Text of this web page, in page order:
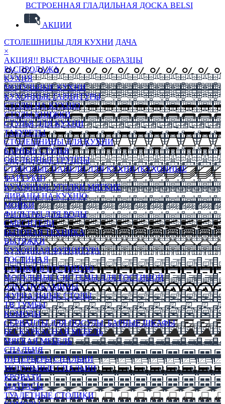
ВСТРОЕННАЯ ГЛАДИЛЬНАЯ ДОСКА BELSI
АКЦИИ
СТОЛЕШНИЦЫ ДЛЯ КУХНИ ДАЧА
×
АКЦИЯ!! ВЫСТАВОЧНЫЕ ОБРАЗЦЫ
РАСПРОДАЖА
КУХНЯ
МОДУЛЬНЫЕ КУХНИ
КУХОННЫЕ ГАРНИТУРЫ
СТОЛЫ НА КУХНЮ
СТОЛЫ КНИЖКИ
СТУЛЬЯ ДЛЯ КУХНИ
ТАБУРЕТЫ
СТОЛЕШНИЦЫ ДЛЯ КУХНИ
БАРНЫЕ СТУЛЬЯ
ОБЕДЕННЫЕ ГРУППЫ
СТЕНОВЫЕ ПАНЕЛИ ДЛЯ КУХНИ (КУХОННЫЕ
ФАРТУКИ)
КУХОННЫЕ УГОЛКИ МЯГКИЕ
ДИВАНЫ НА КУХНЮ
МОЙКИ
ФИЛЬТРЫ ДЛЯ ВОДЫ
СМЕСИТЕЛИ
БЫТОВАЯ ТЕХНИКА
ВЫТЯЖКИ
КУХОННАЯ ФУРНИТУРА
ГОСТИНАЯ
СТЕНКИ В ГОСТИНУЮ
МОДУЛЬНЫЕ СИСТЕМЫ ДЛЯ ГОСТИНОЙ
ЭЛЕКТРОКАМИНЫ
ЖУРНАЛЬНЫЕ СТОЛЫ
ТВ ТУМБЫ
КОМОДЫ
СЕРВАНТЫ ДЛЯ ПОСУДЫ, БАРНЫЕ ШКАФЫ
БЕСКАРКАСНАЯ МЕБЕЛЬ
МЯГКАЯ МЕБЕЛЬ
СПАЛЬНЯ
ИНТЕРЬЕРЫ СПАЛЬНИ
МОДУЛЬНЫЕ СПАЛЬНИ
КРОВАТИ
МАТРАСЫ
ТУАЛЕТНЫЕ СТОЛИКИ